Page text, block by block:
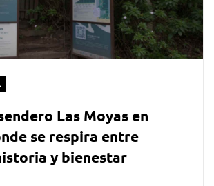
Las Moyas en
se respira entre
y bienestar